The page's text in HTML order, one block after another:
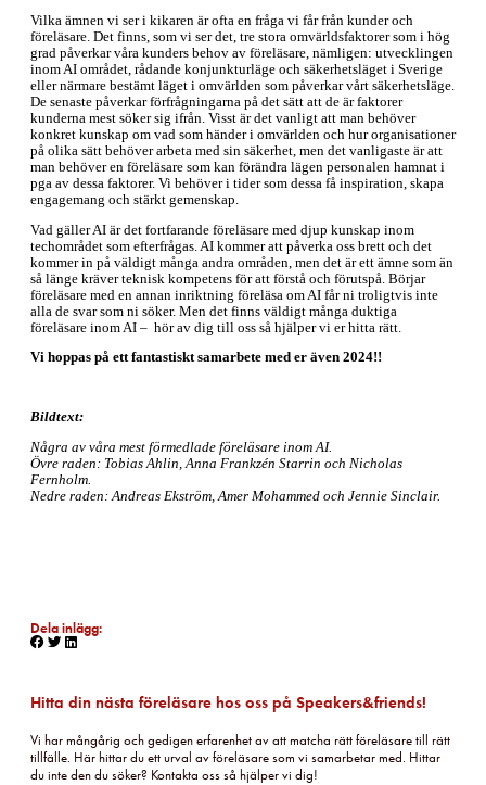
Vilka ämnen vi ser i kikaren är ofta en fråga vi får från kunder och
föreläsare. Det finns, som vi ser det, tre stora omvärldsfaktorer som i hög
grad påverkar våra kunders behov av föreläsare, nämligen: utvecklingen
inom AI området, rådande konjunkturläge och säkerhetsläget i Sverige
eller närmare bestämt läget i omvärlden som påverkar vårt säkerhetsläge.
De senaste påverkar förfrågningarna på det sätt att de är faktorer
kunderna mest söker sig ifrån. Visst är det vanligt att man behöver
konkret kunskap om vad som händer i omvärlden och hur organisationer
på olika sätt behöver arbeta med sin säkerhet, men det vanligaste är att
man behöver en föreläsare som kan förändra lägen personalen hamnat i
pga av dessa faktorer. Vi behöver i tider som dessa få inspiration, skapa
engagemang och stärkt gemenskap.
Vad gäller AI är det fortfarande föreläsare med djup kunskap inom
techområdet som efterfrågas. AI kommer att påverka oss brett och det
kommer in på väldigt många andra områden, men det är ett ämne som än
så länge kräver teknisk kompetens för att förstå och förutspå. Börjar
föreläsare med en annan inriktning föreläsa om AI får ni troligtvis inte
alla de svar som ni söker. Men det finns väldigt många duktiga
föreläsare inom AI – hör av dig till oss så hjälper vi er hitta rätt.
Vi hoppas på ett fantastiskt samarbete med er även 2024!!
Bildtext:
Några av våra mest förmedlade föreläsare inom AI.
Övre raden: Tobias Ahlin, Anna Frankzén Starrin och Nicholas
Fernholm.
Nedre raden: Andreas Ekström, Amer Mohammed och Jennie Sinclair.
Dela inlägg:
Hitta din nästa föreläsare hos oss på Speakers&friends!
Vi har mångårig och gedigen erfarenhet av att matcha rätt föreläsare till rätt
tillfälle. Här hittar du ett urval av föreläsare som vi samarbetar med. Hittar
du inte den du söker? Kontakta oss så hjälper vi dig!